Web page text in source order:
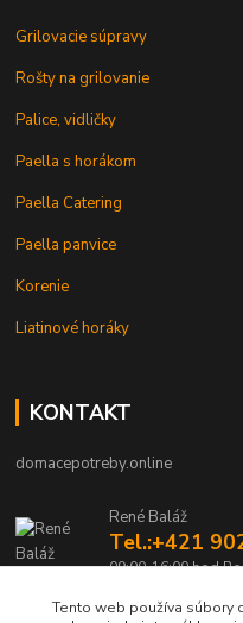
Grilovacie súpravy
Rošty na grilovanie
Palice, vidličky
Paella s horákom
Paella Catering
Paella panvice
Korenie
Liatinové horáky
KONTAKT
domacepotreby.online
René Baláž
Tel.:+421
09:00-16:00 hod
info@domacepotreby.online
Tento web používa súbory